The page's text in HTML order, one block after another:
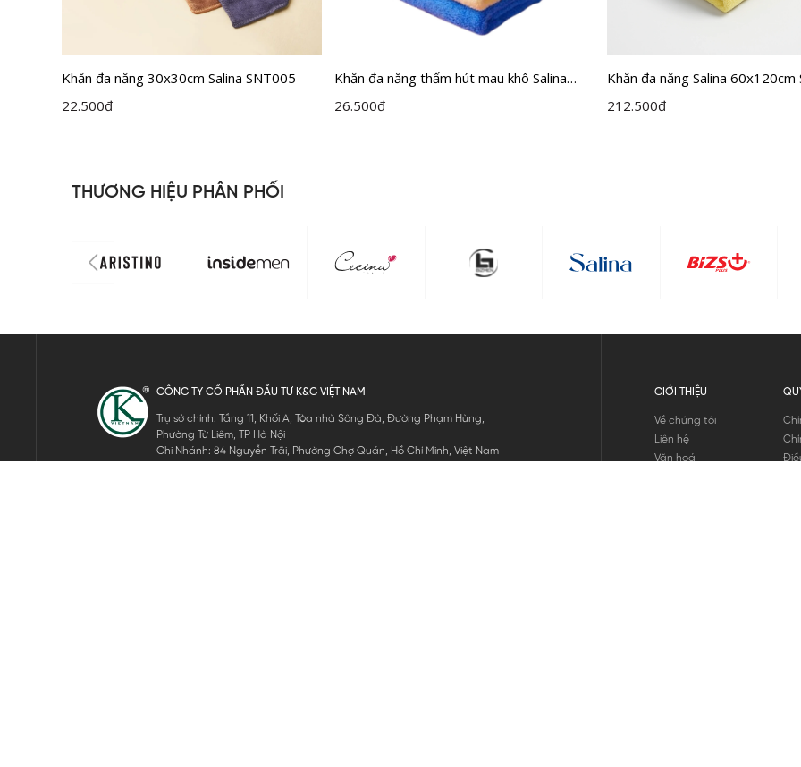
Khăn đa năng 30x30cm Salina SNT005
22.500đ
Khăn đa năng thấm hút mau khô Salina
SNT001
26.500đ
Khăn đa năng Salina 60x120cm
212.500đ
THƯƠNG HIỆU PHÂN PHỐI
CÔNG TY CỔ PHẦN ĐẦU TƯ K&G VIỆT NAM
Trụ sở chính: Tầng 11, Khối A, Tòa nhà Sông Đà, Đường Phạm Hùng,
Phường Từ Liêm, TP Hà Nội
Chi Nhánh: 84 Nguyễn Trãi, Phường Chợ Quán, Hồ Chí Minh, Việt Nam
GIỚI THIỆU
Về chúng tôi
Liên hệ
Văn hoá